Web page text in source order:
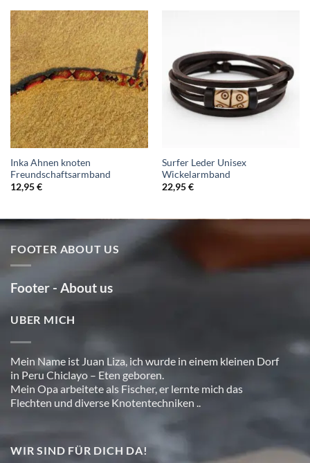
Inka Ahnen knoten
Freundschaftsarmband
12,95€
Surfer Leder Unisex
Wickelarmband
22,95€
FOOTER ABOUT US
Footer - About us
UBER MICH
Mein Name ist Juan Liza, ich wurde in einem kleinen Dorf
in Peru Chiclayo – Eten geboren.
Mein Opa arbeitete als Fischer, er lernte mich das
Flechten und diverse Knotentechniken ..
WIR SIND FÜR DICH DA!